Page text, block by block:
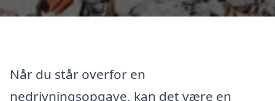
Når du står overfor en
nedrivningsopgave, kan det være en